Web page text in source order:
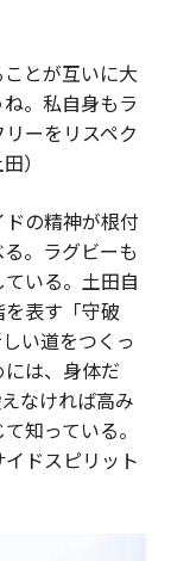
とが互いに大
。私自身もラ
ーをリスペク
）
の精神が根付
。ラグビーも
いる。土田自
表す「守破
い道をつくっ
は、身体だ
なければ高み
知っている。
ドスピリット